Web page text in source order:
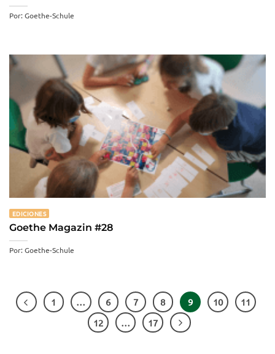
Por: Goethe-Schule
EDICIONES
Goethe Magazin #28
Por: Goethe-Schule
1 … 6 7 8 9 10
11
12
… 17